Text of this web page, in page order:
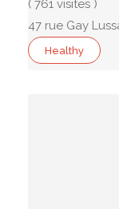
( 761 visites )
47 rue Gay
Healthy